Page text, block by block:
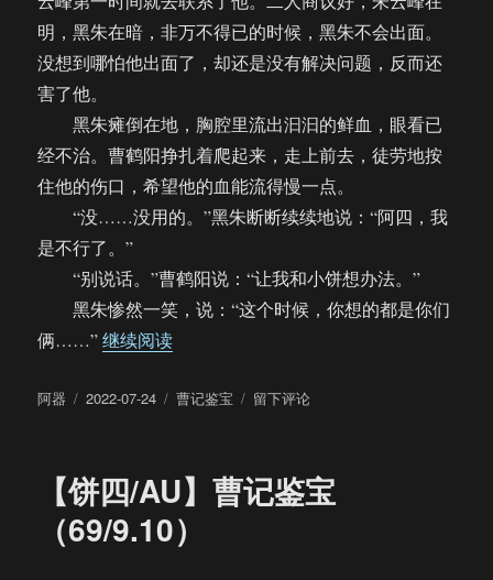
明，黑朱在暗，非万不得已的时候，黑朱不会出面。
没想到哪怕他出面了，却还是没有解决问题，反而还
害了他。
黑朱瘫倒在地，胸腔里流出汩汩的鲜血，眼看已
经不治。曹鹤阳挣扎着爬起来，走上前去，徒劳地按
住他的伤口，希望他的血能流得慢一点。
“没……没用的。”黑朱断断续续地说：“阿四，我
是不行了。”
“别说话。”曹鹤阳说：“让我和小饼想办法。”
黑朱惨然一笑，说：“这个时候，你想的都是你们
俩……”继续阅读“【饼四/AU】曹记鉴宝（完）”
作
阿器
发
2022-07-24
分
曹记鉴宝
于
记
鉴
留下评论
【饼四/AU】曹记鉴宝
（69/9.10）